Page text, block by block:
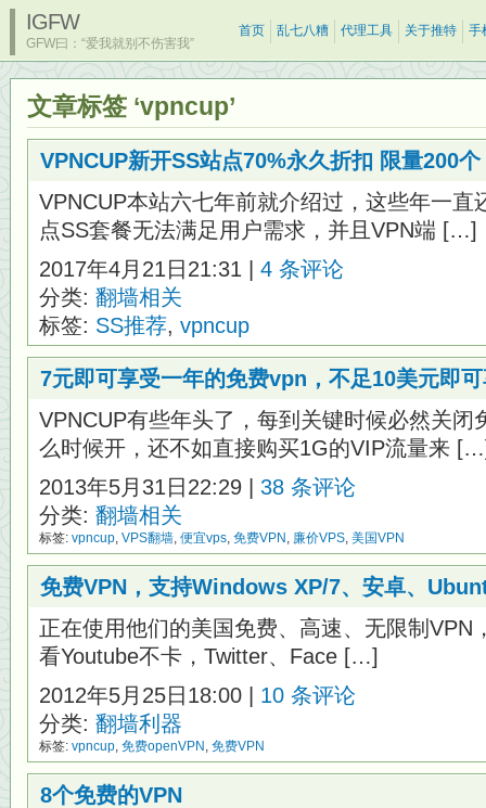
IGFW
GFW曰：“爱我就别不伤害我”
首页 乱七八糟 代理工具 关于推特 手
文章标签 ‘vpncup’
VPNCUP新开SS站点70%永久折扣 限量200个
VPNCUP本站六七年前就介绍过，这些年一直
点SS套餐无法满足用户需求，并且VPN端 […]
2017年4月21日21:31 | 4 条评论
分类: 翻墙相关
标签: SS推荐, vpncup
7元即可享受一年的免费vpn，不足10美元即
VPNCUP有些年头了，每到关键时候必然关闭
么时候开，还不如直接购买1G的VIP流量来
2013年5月31日22:29 | 38 条评论
分类: 翻墙相关
标签: vpncup, VPS翻墙, 便宜vps, 免费VPN , 廉价VPS, 美国VPN
免费VPN，支持Windows XP/7、安卓、
正在使用他们的美国免费、高速、无限制VPN
看Youtube不卡，Twitter、Face […]
2012年5月25日18:00 | 10 条评论
分类: 翻墙利器
标签: vpncup, 免费openVPN , 免费VPN
8个免费的VPN